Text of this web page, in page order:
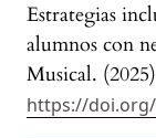
Estrategias
alumnos con
Musical.
https://doi.org/